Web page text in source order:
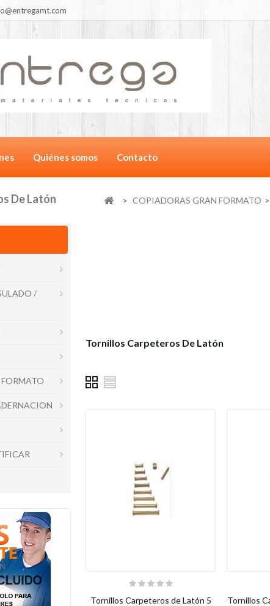
Quiénes somos Contacto
De Latón > COPIADORAS GRAN FORMATO >
/
Tornillos Carpeteros De Latón
Tornillos Carpeteros de Latón 5
Tornillos